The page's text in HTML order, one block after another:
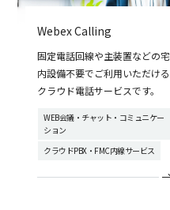
Webex Calling
固定電話回線や主装置などの宅
内設備不要でご利用いただける
クラウド電話サービスです。
WEB会議・チャット・コミュニケー
ション
クラウドPBX・FMC内線サービス